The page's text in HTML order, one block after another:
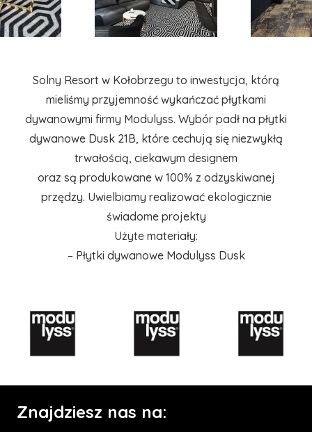
Solny Resort w Kołobrzegu to inwestycja, którą
mieliśmy przyjemność wykańczać płytkami
dywanowymi firmy Modulyss. Wybór padł na płytki
dywanowe Dusk 21B, które cechują się niezwykłą
trwałością, ciekawym designem
oraz są produkowane w 100% z odzyskiwanej
przędzy. Uwielbiamy realizować ekologicznie
świadome projekty
Użyte materiały:
– Płytki dywanowe Modulyss Dusk
Znajdziesz nas na: